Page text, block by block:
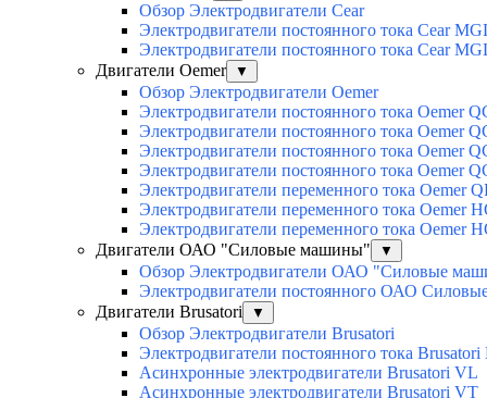
Обзор Электродвигатели Cear
Электродвигатели постоянного тока Cear
Электродвигатели постоянного тока Cear
Двигатели Oemer
▼
Обзор Электродвигатели Oemer
Электродвигатели постоянного тока Oemer
Электродвигатели постоянного тока Oemer
Электродвигатели постоянного тока Oemer
Электродвигатели постоянного тока Oemer
Электродвигатели переменного тока Oemer
Электродвигатели переменного тока Oemer
Электродвигатели переменного тока Oemer
Двигатели ОАО "Силовые машины"
▼
Обзор Электродвигатели ОАО "Силовые
Электродвигатели постоянного ОАО
Двигатели Brusatori
▼
Обзор Электродвигатели Brusatori
Электродвигатели постоянного тока
Асинхронные электродвигатели Brusatori VL
Асинхронные электродвигатели Brusatori VT